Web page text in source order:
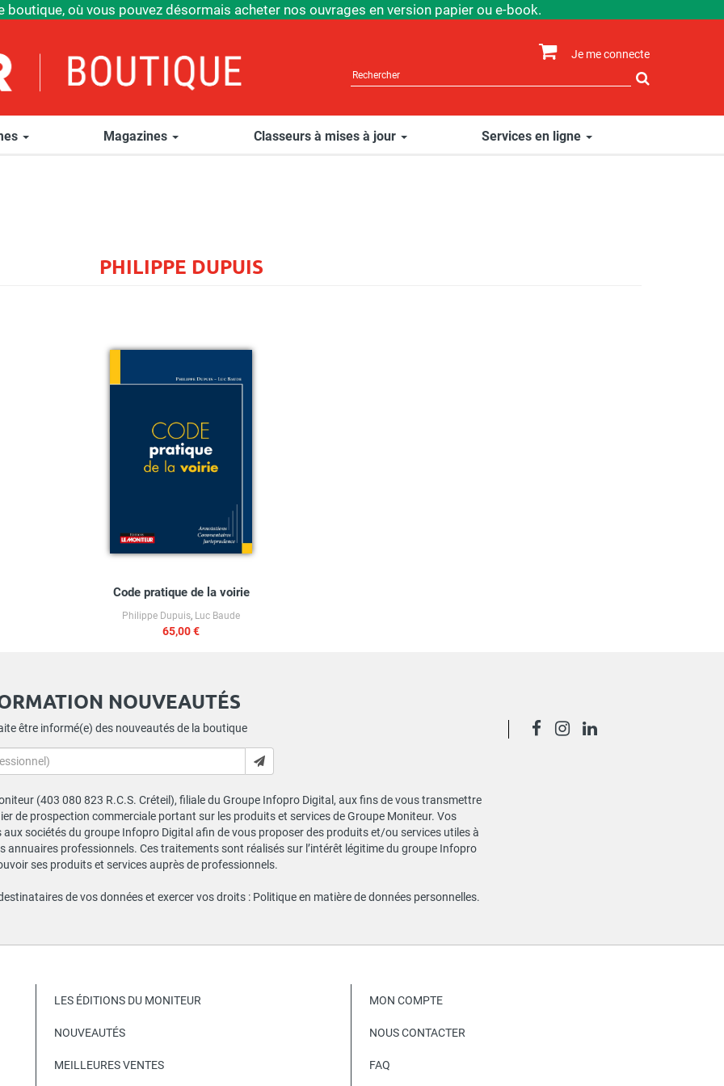
boutique, où vous pouvez désormais acheter nos ouvrages en version papier ou e-book.
Je me connecte
sur
site
Magazines Classeurs à mises à jour Services en ligne
PHILIPPE DUPUIS
Code pratique de la voirie
Philippe Dupuis, Luc Baude
65,00 €
NOUVEAUTÉS
être informé(e) des nouveautés de la boutique
(403 080 823 R.C.S. Créteil), filiale du Groupe Infopro Digital, aux fins de vous transmettre
de prospection commerciale portant sur les produits et services de Groupe Moniteur. Vos
sociétés du groupe Infopro Digital afin de vous proposer des produits et/ou services utiles à
professionnels. Ces traitements sont réalisés sur l’intérêt légitime du groupe Infopro
ses produits et services auprès de professionnels.
de vos données et exercer vos droits : Politique en matière de données personnelles.
LES ÉDITIONS DU MONITEUR
NOUVEAUTÉS
MEILLEURES VENTES
MON COMPTE
NOUS CONTACTER
FAQ